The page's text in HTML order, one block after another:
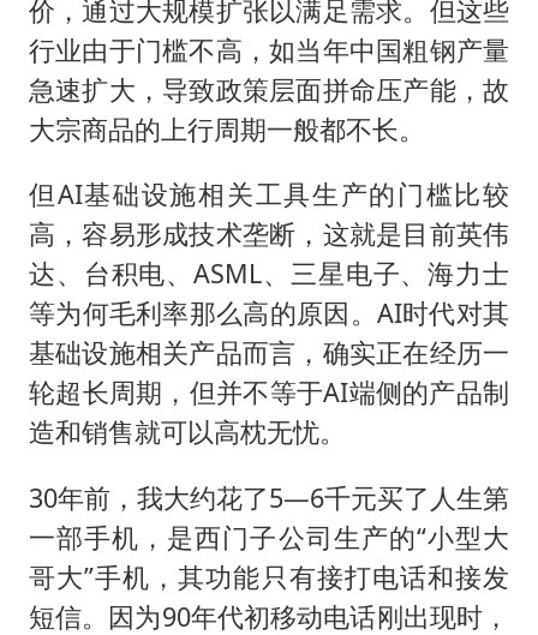
价，通过大规模扩张以满足需求。但这些
行业由于门槛不高，如当年中国粗钢产量
急速扩大，导致政策层面拼命压产能，故
大宗商品的上行周期一般都不长。
但AI基础设施相关工具生产的门槛比较
高，容易形成技术垄断，这就是目前英伟
达、台积电、ASML、三星电子、海力士
等为何毛利率那么高的原因。AI时代对其
基础设施相关产品而言，确实正在经历一
轮超长周期，但并不等于AI端侧的产品制
造和销售就可以高枕无忧。
30年前，我大约花了5—6千元买了人生第
一部手机，是西门子公司生产的“小型大
哥大”手机，其功能只有接打电话和接发
短信。因为90年代初移动电话刚出现时，